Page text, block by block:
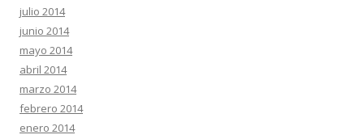
julio 2014
junio 2014
mayo 2014
abril 2014
marzo 2014
febrero 2014
enero 2014